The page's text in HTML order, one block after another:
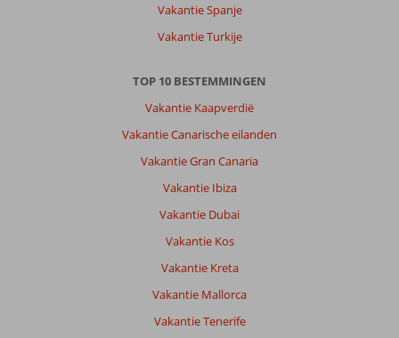
Vakantie Spanje
Vakantie Turkije
TOP 10 BESTEMMINGEN
Vakantie Kaapverdië
Vakantie Canarische eilanden
Vakantie Gran Canaria
Vakantie Ibiza
Vakantie Dubai
Vakantie Kos
Vakantie Kreta
Vakantie Mallorca
Vakantie Tenerife